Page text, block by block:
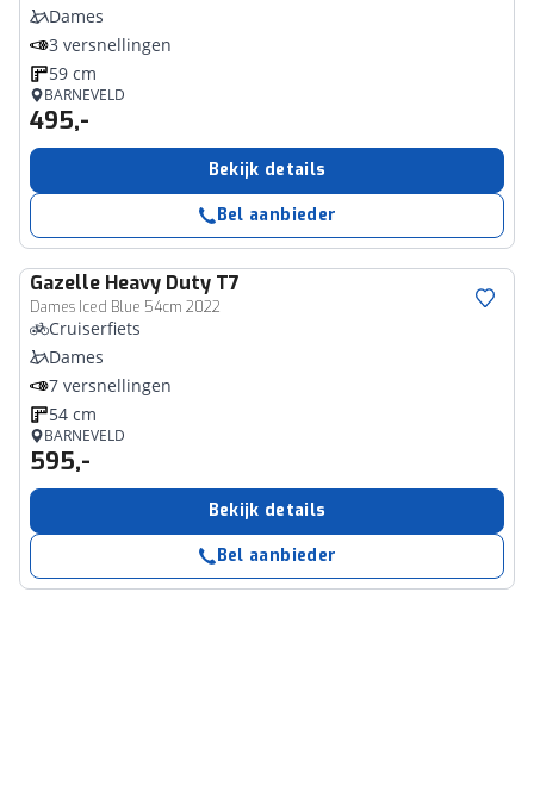
Dames
3 versnellingen
59 cm
BARNEVELD
495,-
Bekijk details
Bel aanbieder
Gazelle Heavy Duty T7
Dames Iced Blue 54cm 2022
Cruiserfiets
Dames
7 versnellingen
54 cm
BARNEVELD
595,-
Bekijk details
Bel aanbieder